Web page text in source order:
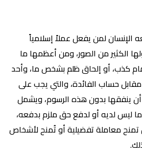
لمن يفعل عملاً إسلامياً
الكثير من الصور، ومن أعظمها ما
كذب، أو إلحاق ظلم بشخص ما، وأحد
حساب الفائدة، والتي يجب على
ينفقها بدون هذه الرسوم، ويشمل
ليس لديه أو لدفع حق ملزم بدفعه،
تمنح معاملة تفضيلية أو تُمنح لأشخاص